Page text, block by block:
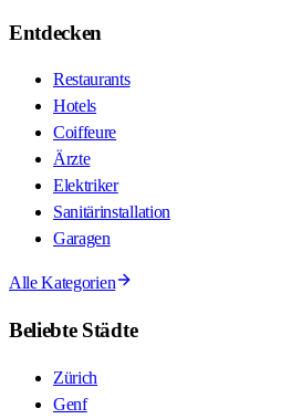
Entdecken
Restaurants
Hotels
Coiffeure
Ärzte
Elektriker
Sanitärinstallation
Garagen
Alle Kategorien
Beliebte Städte
Zürich
Genf